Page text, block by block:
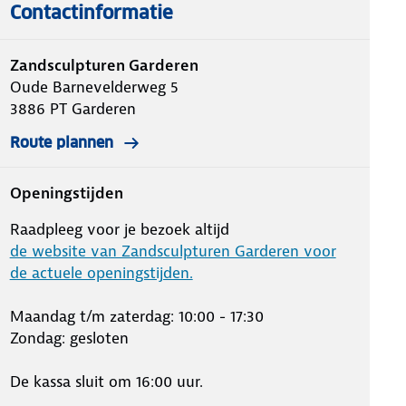
Contactinformatie
Zandsculpturen Garderen
Oude Barnevelderweg 5
3886 PT Garderen
Route plannen
Openingstijden
Raadpleeg voor je bezoek altijd
de website van Zandsculpturen Garderen voor
de actuele openingstijden.
Maandag t/m zaterdag: 10:00 - 17:30
Zondag: gesloten
De kassa sluit om 16:00 uur.